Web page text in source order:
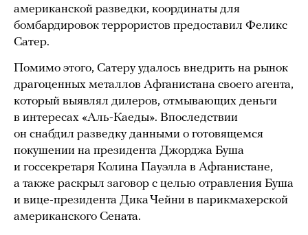
американской разведки, координаты для
бомбардировок террористов предоставил Феликс
Сатер.
Помимо этого, Сатеру удалось внедрить на рынок
драгоценных металлов Афганистана своего агента,
который выявлял дилеров, отмывающих деньги
в интересах «Аль-Каеды». Впоследствии
он снабдил разведку данными о готовящемся
покушении на президента Джорджа Буша
и госсекретаря Колина Пауэлла в Афганистане,
а также раскрыл заговор с целью отравления Буша
и вице-президента Дика Чейни в парикмахерской
американского Сената.